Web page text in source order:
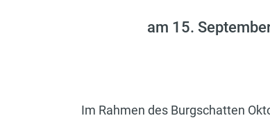
am 15.
Im Rahmen des Burgschatten